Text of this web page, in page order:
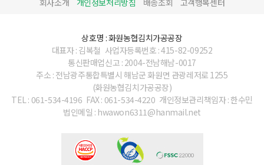
상호명 : 화원농협김치가공공장
대표자 : 김복철 사업자등록번호 : 415-82-09252
통신판매업신고 : 2004-전남해남-0017
주소 : 전남광주통합특별시 해남군 화원면 관광레저로 1255
(화원농협김치가공공장)
TEL : 061-534-4196 FAX : 061-534-4220 개인정보관리책임자 : 한수민
법인메일 : hwawon6311@hanmail.net